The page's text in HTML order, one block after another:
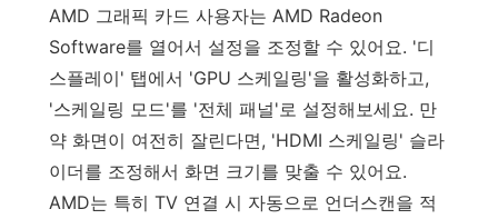
AMD 그래픽 카드 사용자는 AMD Radeon
Software를 열어서 설정을 조정할 수 있어요. '디
스플레이' 탭에서 'GPU 스케일링'을 활성화하고,
'스케일링 모드'를 '전체 패널'로 설정해보세요. 만
약 화면이 여전히 잘린다면, 'HDMI 스케일링' 슬라
이더를 조정해서 화면 크기를 맞출 수 있어요.
AMD는 특히 TV 연결 시 자동으로 언더스캔을 적